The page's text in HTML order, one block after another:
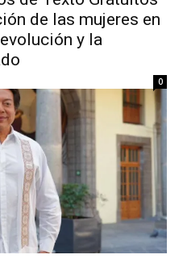
de las mujeres en
y la
0